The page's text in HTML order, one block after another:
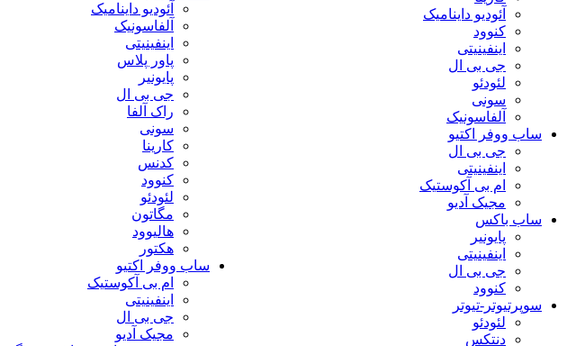
آئودیو داینامیک
آلفاسونیک
اینفینیتی
پاور پلاس
پایونیر
جی بی ال
راک آلفا
سونی
کارینا
کدنس
کنوود
لئودئو
مگاتون
هالیوود
هکتور
ساب ووفر اکتیو
ام بی آکوستیک
اینفینیتی
جی بی ال
مجیک آدیو
آئودیو داینامیک
کنوود
اینفینیتی
جی بی ال
لئودئو
سونی
آلفاسونیک
ساب ووفر اکتیو
جی بی ال
اینفینیتی
ام بی آکوستیک
مجیک آدیو
ساب باکس
پایونیر
اینفینیتی
جی بی ال
کنوود
سوپرتیوتر-تیوتر
لئودئو
دنتکس